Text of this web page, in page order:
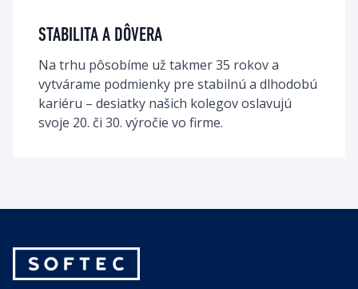
STABILITA A DÔVERA​
Na trhu pôsobíme už takmer 35 rokov a
vytvárame podmienky pre stabilnú a dlhodobú
kariéru – desiatky našich kolegov oslavujú
svoje 20. či 30. výročie vo firme.